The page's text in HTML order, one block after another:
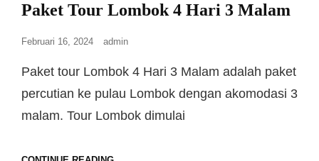
Paket Tour Lombok 4 Hari 3 Malam
Februari 16, 2024 admin
Paket tour Lombok 4 Hari 3 Malam adalah paket
percutian ke pulau Lombok dengan akomodasi 3
malam. Tour Lombok dimulai